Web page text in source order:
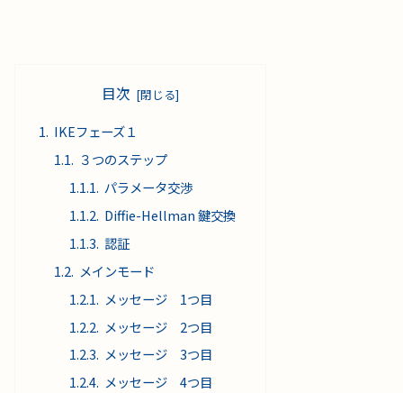
目次
IKEフェーズ１
３つのステップ
パラメータ交渉
Diffie-Hellman 鍵交換
認証
メインモード
メッセージ 1つ目
メッセージ 2つ目
メッセージ 3つ目
メッセージ 4つ目